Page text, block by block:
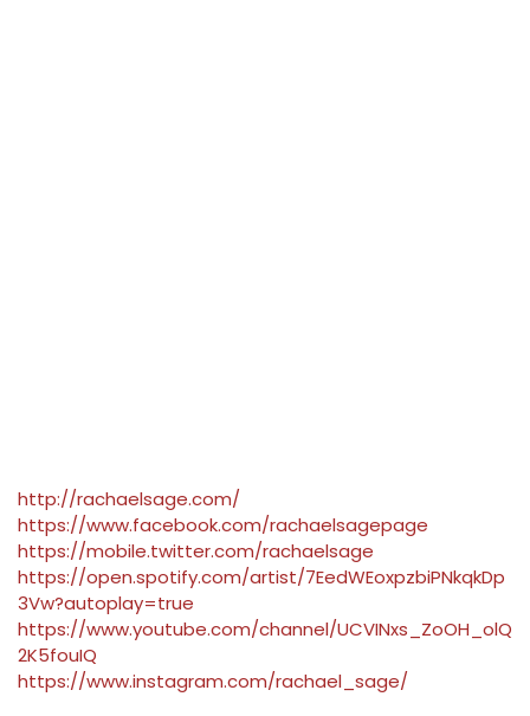
http://rachaelsage.com/
https://www.facebook.com/rachaelsagepage
https://mobile.twitter.com/rachaelsage
https://open.spotify.com/artist/7EedWEoxpzbiPNkqkDp
3Vw?autoplay=true
https://www.youtube.com/channel/UCVINxs_ZoOH_olQ
2K5fouIQ
https://www.instagram.com/rachael_sage/